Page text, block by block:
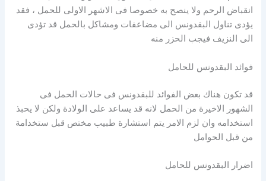
انقباض الرحم ولا ينصح به خصوصا فى الاشهر الاولى للحمل ، فقد
يؤدى تناول البقدونس الى مضاعفات ومشاكل بالحمل قد تؤدى
الى النزيف فيجب الحزر منه
فوائد البقدونس للحامل
قد تكون هناك بعض الفوائد للبقدونس فى حالات الحمل فى
الشهور الاخيرة من الحمل لانه قد يساعد على الولادة ولكن لا يحبذ
استخدامه وان لزم الامر يتم استشارة طبيب مختص قبل ستخدامة
من قبل الحوامل
اضرار البقدونس للحامل